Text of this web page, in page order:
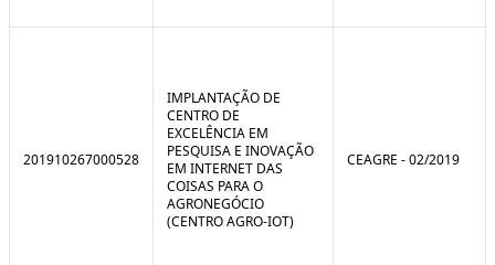
201910267000528
IMPLANTAÇÃO DE
CENTRO DE
EXCELÊNCIA EM
PESQUISA E INOVAÇÃO
EM INTERNET DAS
COISAS PARA O
AGRONEGÓCIO
(CENTRO AGRO-IOT)
CEAGRE - 02/2019